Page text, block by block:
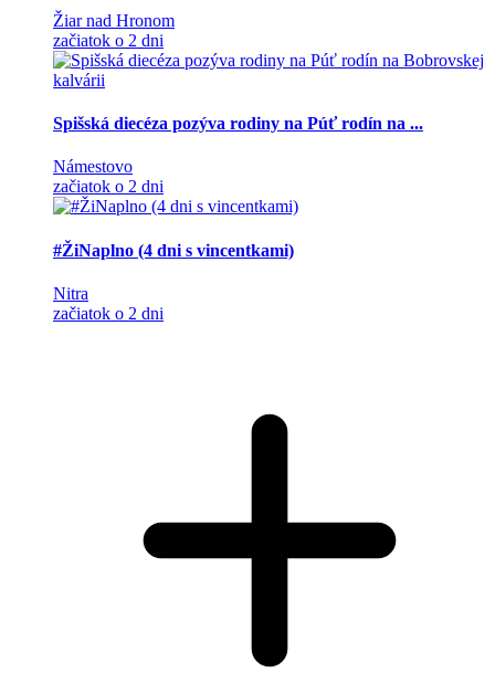
Žiar nad Hronom
začiatok o 2 dni
Spišská diecéza pozýva rodiny na Púť rodín na ...
Námestovo
začiatok o 2 dni
#ŽiNaplno (4 dni s vincentkami)
Nitra
začiatok o 2 dni